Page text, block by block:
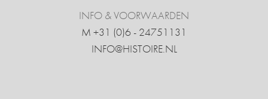
INFO & VOORWAARDEN
M +31 ‍(0)6 - 24751131
INFO@HISTOIRE.NL